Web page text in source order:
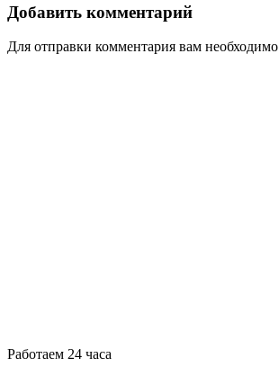
Добавить комментарий
Для отправки комментария вам необходимо
Работаем 24 часа